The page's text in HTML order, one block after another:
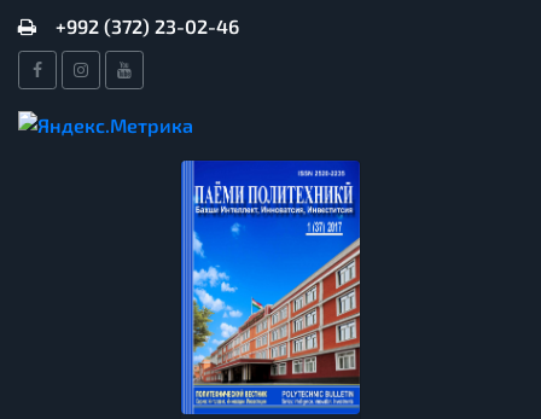
+992 (372) 23-02-46